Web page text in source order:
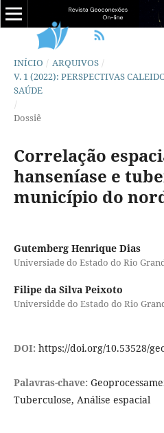
INÍCIO / ARQUIVOS /
V. 1 (2022): PERSPECTIVAS
SAÚDE
/
Dossiê
Correlação
hanseníase e
município do
Gutemberg Henrique Dias
Universiade do Estado do Rio
Filipe da Silva Peixoto
Universidde do Estado do Rio
DOI: https://doi.org/10.53528/
Palavras-chave:
Tuberculose, Análise espacial